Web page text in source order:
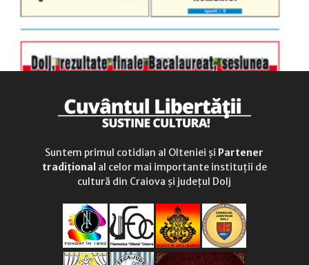
Suntem primul cotidian al Olteniei și Partener
tradițional al celor mai importante instituții de
cultură din Craiova și județul Dolj